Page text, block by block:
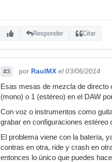
Responder Citar
#3 por RaulMX el 03/06/2014
Esas mesas de mezcla de directo
(mono) o 1 (estéreo) en el DAW
Con voz o instrumentos como
grabar en configuraciones estéreo
El problema viene con la batería,
contras en otra, ride y crash en
entonces lo único que puedes